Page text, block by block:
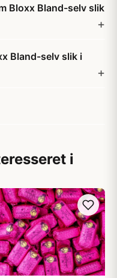
Bloxx Bland-selv slik
Bland-selv slik i
i